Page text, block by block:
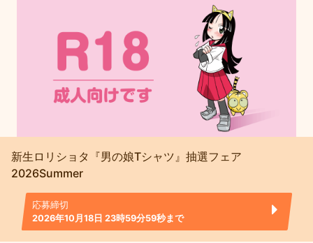
新生ロリショタ『男の娘Tシャツ』抽選フェア
2026Summer
応募締切
2026年10月18日 23時59分59秒まで